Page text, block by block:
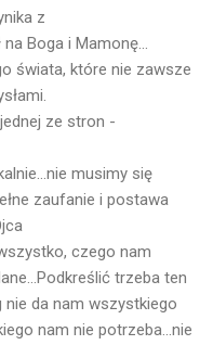
z
Boga i Mamonę...
świata, które nie zawsze
ze stron -
musimy się
zaufanie i postawa
czego nam
trzeba ten
da nam wszystkiego
nam nie potrzeba...nie